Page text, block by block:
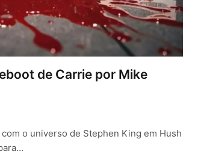
de Carrie por Mike
o universo de Stephen King em Hush